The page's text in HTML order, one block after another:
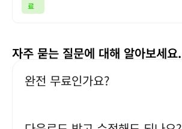
료
자주 묻는 질문에 대해 알아보세요.
완전 무료인가요?